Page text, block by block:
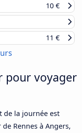
10 €
11 €
pour voyager
de la journée est
Rennes à Angers,